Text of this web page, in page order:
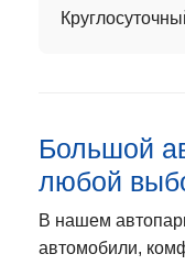
Большой
любой
В нашем
автомобили,